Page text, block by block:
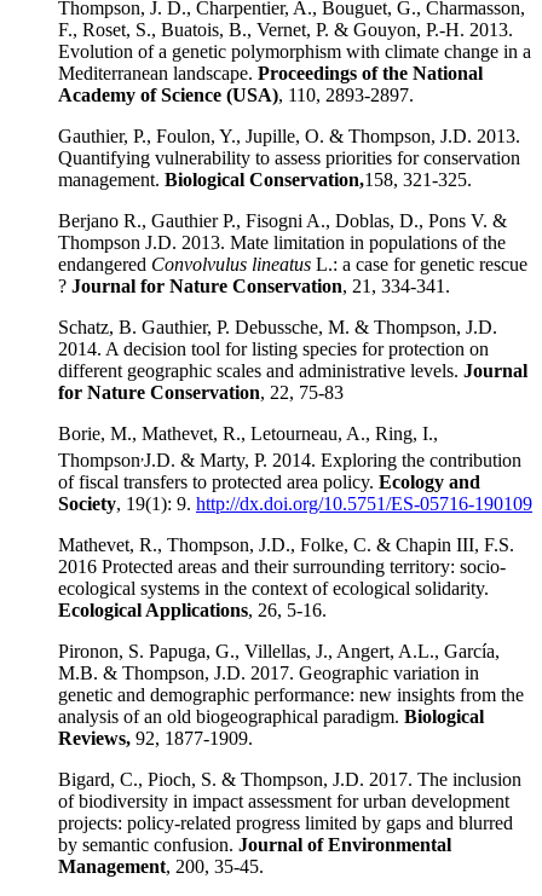
Thompson, J. D., Charpentier, A., Bouguet, G., Charmasson,
F., Roset, S., Buatois, B., Vernet, P. & Gouyon, P.-H. 2013.
Evolution of a genetic polymorphism with climate change in a
Mediterranean landscape. Proceedings of the National
Academy of Science (USA), 110, 2893-2897.
Gauthier, P., Foulon, Y., Jupille, O. & Thompson, J.D. 2013.
Quantifying vulnerability to assess priorities for conservation
management. Biological Conservation,158, 321-325.
Berjano R., Gauthier P., Fisogni A., Doblas, D., Pons V. &
Thompson J.D. 2013. Mate limitation in populations of the
endangered Convolvulus lineatus L.: a case for genetic rescue
? Journal for Nature Conservation, 21, 334-341.
Schatz, B. Gauthier, P. Debussche, M. & Thompson, J.D.
2014. A decision tool for listing species for protection on
different geographic scales and administrative levels. Journal
for Nature Conservation, 22, 75-83
Borie, M., Mathevet, R., Letourneau, A., Ring, I.,
Thompson,J.D. & Marty, P. 2014. Exploring the contribution
of fiscal transfers to protected area policy. Ecology and
Society, 19(1): 9. http://dx.doi.org/10.5751/ES-05716-190109
Mathevet, R., Thompson, J.D., Folke, C. & Chapin III, F.S.
2016 Protected areas and their surrounding territory: socio-
ecological systems in the context of ecological solidarity.
Ecological Applications, 26, 5-16.
Pironon, S. Papuga, G., Villellas, J., Angert, A.L., García,
M.B. & Thompson, J.D. 2017. Geographic variation in
genetic and demographic performance: new insights from the
analysis of an old biogeographical paradigm. Biological
Reviews, 92, 1877-1909.
Bigard, C., Pioch, S. & Thompson, J.D. 2017. The inclusion
of biodiversity in impact assessment for urban development
projects: policy-related progress limited by gaps and blurred
by semantic confusion. Journal of Environmental
Management, 200, 35-45.